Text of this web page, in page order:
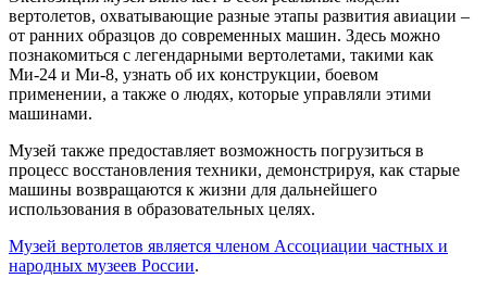
вертолетов, охватывающие разные этапы развития авиации –
от ранних образцов до современных машин. Здесь можно
познакомиться с легендарными вертолетами, такими как
Ми-24 и Ми-8, узнать об их конструкции, боевом
применении, а также о людях, которые управляли этими
машинами.
Музей также предоставляет возможность погрузиться в
процесс восстановления техники, демонстрируя, как старые
машины возвращаются к жизни для дальнейшего
использования в образовательных целях.
Музей вертолетов является членом Ассоциации частных и
народных музеев России.